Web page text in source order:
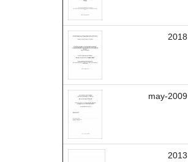
2018
may-2009
2013